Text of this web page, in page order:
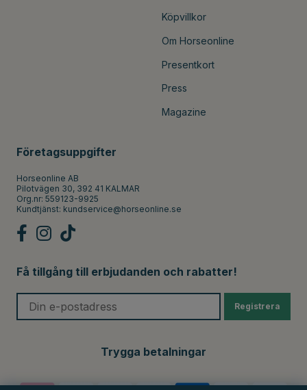
Köpvillkor
Om Horseonline
Presentkort
Press
Magazine
Företagsuppgifter
Horseonline AB
Pilotvägen 30, 392 41 KALMAR
Org.nr: 559123-9925
Kundtjänst: kundservice@horseonline.se
Få tillgång till erbjudanden och rabatter!
Registrera
Trygga betalningar